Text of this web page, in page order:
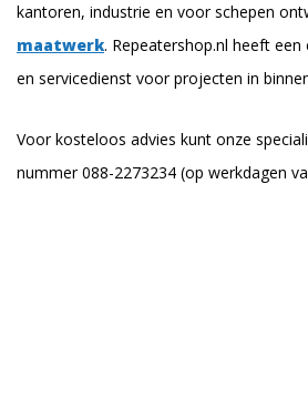
kantoren, industrie en voor schepen
maatwerk. Repeatershop.nl heeft
en servicedienst voor projecten in
Voor kosteloos advies kunt onze
nummer 088-2273234 (op werkdagen